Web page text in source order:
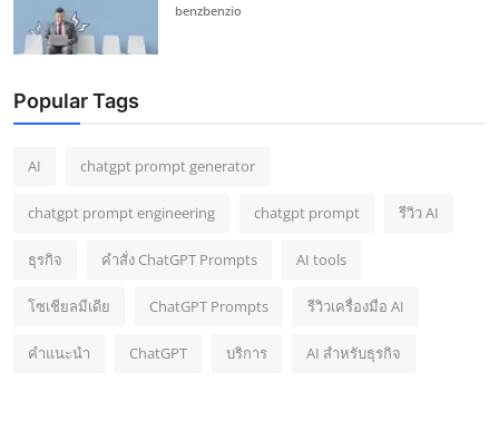
benzbenzio
Popular Tags
AI chatgpt prompt generator
chatgpt prompt engineering chatgpt prompt รีวิว AI
ธุรกิจ คำสั่ง ChatGPT Prompts AI tools
โซเชียลมีเดีย ChatGPT Prompts รีวิวเครื่องมือ AI
คำแนะนำ ChatGPT บริการ AI สำหรับธุรกิจ